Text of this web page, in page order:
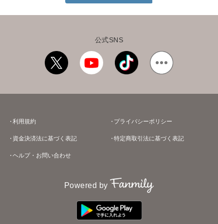
公式SNS
利用規約 プライバシーポリシー
資金決済法に基づく表記 特定商取引法に基づく表記
ヘルプ・お問い合わせ
Powered by